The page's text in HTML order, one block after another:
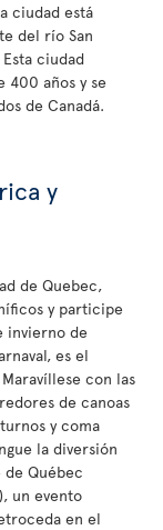
ciudad está
del río San
ciudad
400 años y se
de Canadá.
y
de Quebec,
y participe
invierno de
es el
con las
de canoas
y coma
la diversión
Québec
un evento
en el